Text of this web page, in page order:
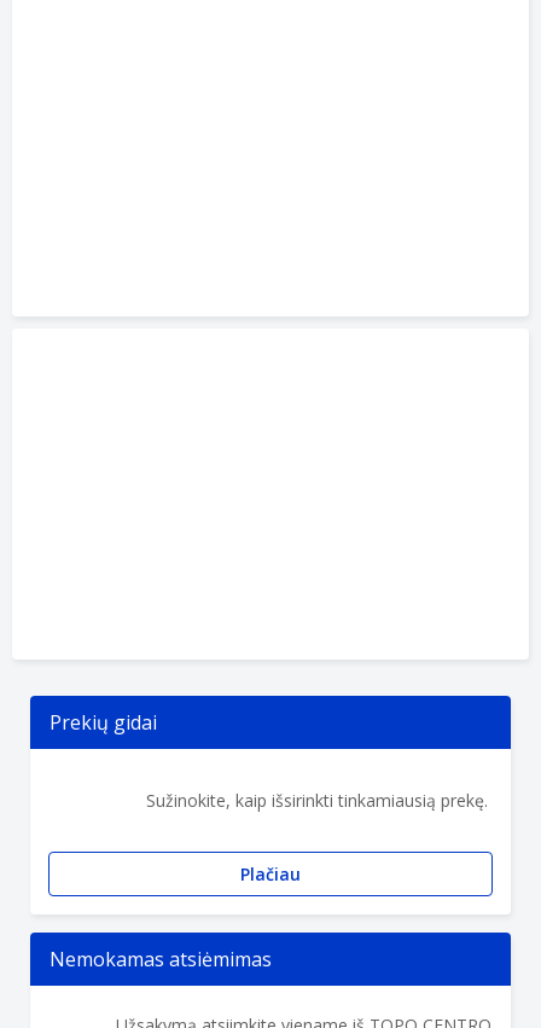
Prekių gidai
Sužinokite, kaip išsirinkti tinkamiausią prekę.
Plačiau
Nemokamas atsiėmimas